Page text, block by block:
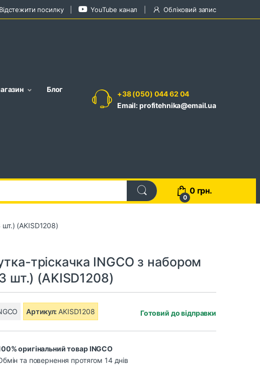
Відстежити посилку YouTube канал Обліковий запис
Блог
+38 (050) 044 62 04
Email: profitehnika@email.ua
0
0 грн.
шт.) (AKISD1208)
тріскачка INGCO з набором
шт.) (AKISD1208)
Артикул: AKISD1208 Готовий до відправки
оригінальний товар INGCO
та повернення протягом 14 днів